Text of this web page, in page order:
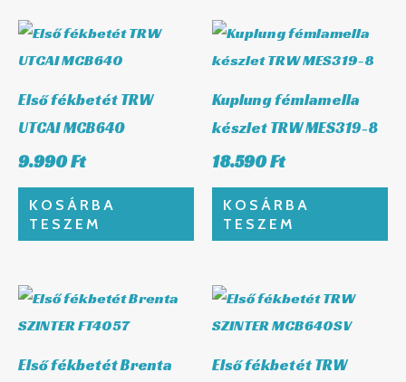
Első fékbetét TRW
UTCAI MCB640
9.990Ft
KOSÁRBA
TESZEM
Kuplung fémlamella
készlet TRW MES319-8
18.590Ft
KOSÁRBA
TESZEM
Első fékbetét Brenta
Első fékbetét TRW